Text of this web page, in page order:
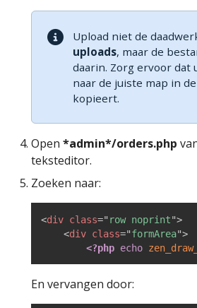
Upload niet de
uploads, maar de
daarin. Zorg ervoor dat
naar de juiste map in
kopieert.
Open *admin*/orders.php
teksteditor.
Zoeken naar:
<div class=" row noprint">
<div class="formArea">
<?php echo
En vervangen door: